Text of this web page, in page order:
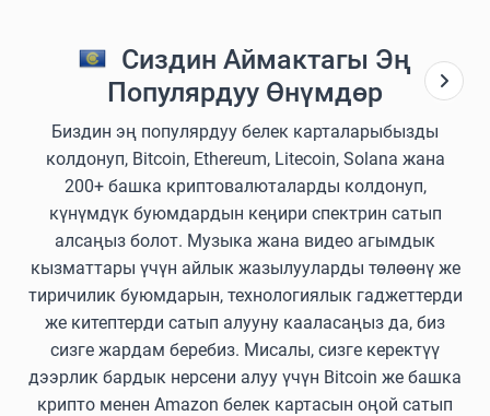
Сиздин Аймактагы Эң
Популярдуу Өнүмдөр
Биздин эң популярдуу белек карталарыбызды
колдонуп, Bitcoin, Ethereum, Litecoin, Solana жана
200+ башка криптовалюталарды колдонуп,
күнүмдүк буюмдардын кеңири спектрин сатып
алсаңыз болот. Музыка жана видео агымдык
кызматтары үчүн айлык жазылууларды төлөөнү же
тиричилик буюмдарын, технологиялык гаджеттерди
же китептерди сатып алууну кааласаңыз да, биз
сизге жардам беребиз. Мисалы, сизге керектүү
дээрлик бардык нерсени алуу үчүн Bitcoin же башка
крипто менен Amazon белек картасын оңой сатып